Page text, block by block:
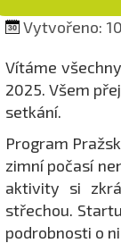
Vytvořeno:
Vítáme
2025. Všem
setkání.
Program
zimní počasí
aktivity si
střechou.
podrobnosti o